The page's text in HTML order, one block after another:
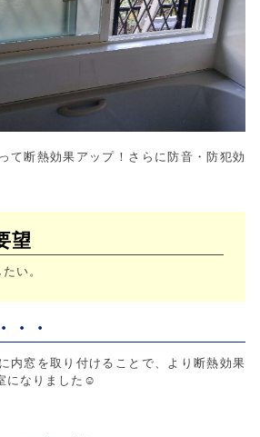
て断熱効果アップ！さらに防音・防犯効
望
い。
・・
内窓を取り付けることで、より断熱効果
になりました☺